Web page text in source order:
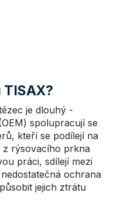
je dlouhý -
spolupracují se
kteří se podílejí na
z rýsovacího prkna
práci, sdílejí mezi
ochrana
jejich ztrátu